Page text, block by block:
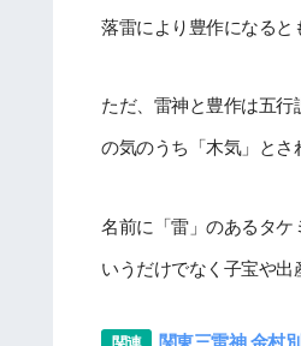
落雷により豊作になると
ただ、雷神と豊作は五
の気のうち「木気」とさ
名前に「雷」のあるタケ
いうだけでなく子宝や出